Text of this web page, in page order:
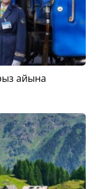
айына